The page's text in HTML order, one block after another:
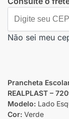
Não sei meu
Prancheta
REALPLAST –
Modelo: Lado
Cor: Verde